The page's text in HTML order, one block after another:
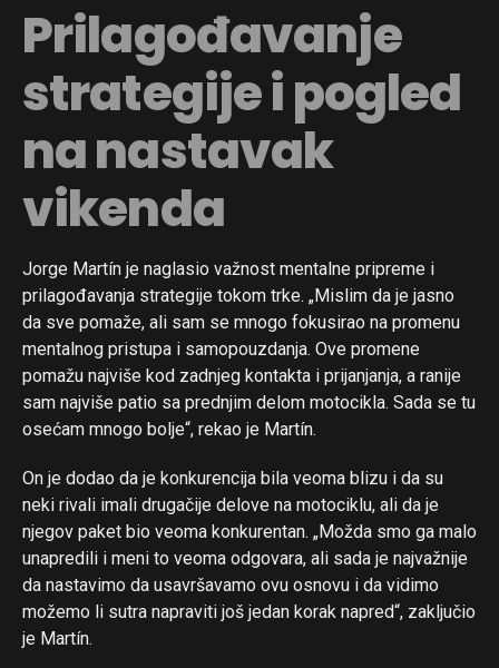
Prilagođavanje
strategije i pogled
na nastavak
vikenda
Jorge Martín je naglasio važnost mentalne pripreme i
prilagođavanja strategije tokom trke. „Mislim da je jasno
da sve pomaže, ali sam se mnogo fokusirao na promenu
mentalnog pristupa i samopouzdanja. Ove promene
pomažu najviše kod zadnjeg kontakta i prijanjanja, a ranije
sam najviše patio sa prednjim delom motocikla. Sada se tu
osećam mnogo bolje“, rekao je Martín.
On je dodao da je konkurencija bila veoma blizu i da su
neki rivali imali drugačije delove na motociklu, ali da je
njegov paket bio veoma konkurentan. „Možda smo ga malo
unapredili i meni to veoma odgovara, ali sada je najvažnije
da nastavimo da usavršavamo ovu osnovu i da vidimo
možemo li sutra napraviti još jedan korak napred“, zaključio
je Martín.